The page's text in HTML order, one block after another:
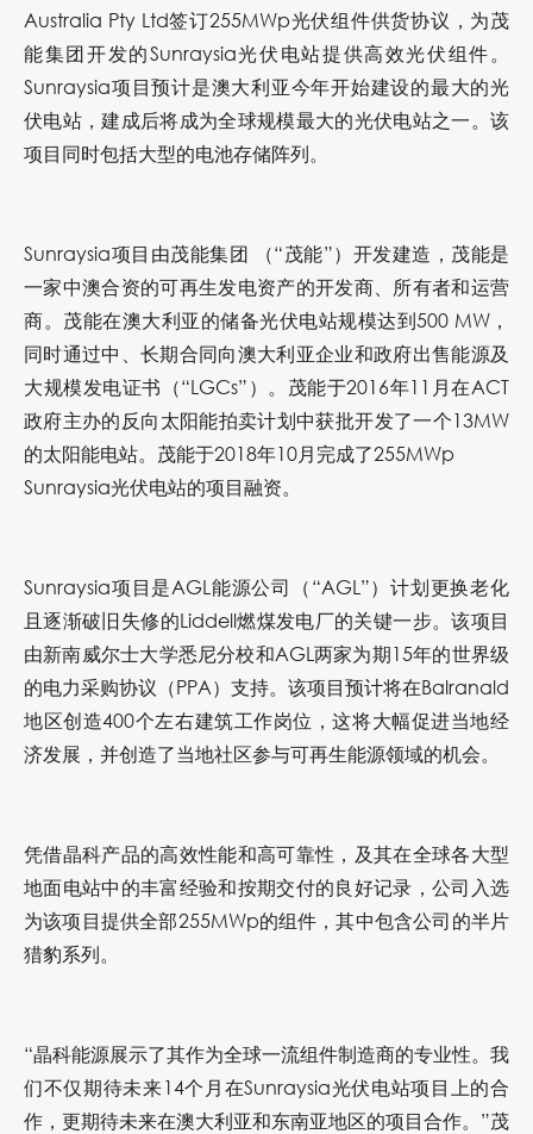
Australia Pty Ltd签订255MWp光伏组件供货协议，为茂
能集团开发的Sunraysia光伏电站提供高效光伏组件。
Sunraysia项目预计是澳大利亚今年开始建设的最大的光
伏电站，建成后将成为全球规模最大的光伏电站之一。该
项目同时包括大型的电池存储阵列。
Sunraysia项目由茂能集团 （“茂能”）开发建造，茂能是
一家中澳合资的可再生发电资产的开发商、所有者和运营
商。茂能在澳大利亚的储备光伏电站规模达到500 MW，
同时通过中、长期合同向澳大利亚企业和政府出售能源及
大规模发电证书（“LGCs”）。茂能于2016年11月在ACT
政府主办的反向太阳能拍卖计划中获批开发了一个13MW
的太阳能电站。茂能于2018年10月完成了255MWp
Sunraysia光伏电站的项目融资。
Sunraysia项目是AGL能源公司（“AGL”）计划更换老化
且逐渐破旧失修的Liddell燃煤发电厂的关键一步。该项目
由新南威尔士大学悉尼分校和AGL两家为期15年的世界级
的电力采购协议（PPA）支持。该项目预计将在Balranald
地区创造400个左右建筑工作岗位，这将大幅促进当地经
济发展，并创造了当地社区参与可再生能源领域的机会。
凭借晶科产品的高效性能和高可靠性，及其在全球各大型
地面电站中的丰富经验和按期交付的良好记录，公司入选
为该项目提供全部255MWp的组件，其中包含公司的半片
猎豹系列。
“晶科能源展示了其作为全球一流组件制造商的专业性。我
们不仅期待未来14个月在Sunraysia光伏电站项目上的合
作，更期待未来在澳大利亚和东南亚地区的项目合作。”茂